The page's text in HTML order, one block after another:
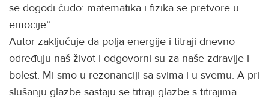
se dogodi čudo: matematika i fizika se pretvore u
emocije“.
Autor zaključuje da polja energije i titraji dnevno
određuju naš život i odgovorni su za naše zdravlje i
bolest. Mi smo u rezonanciji sa svima i u svemu. A pri
slušanju glazbe sastaju se titraji glazbe s titrajima